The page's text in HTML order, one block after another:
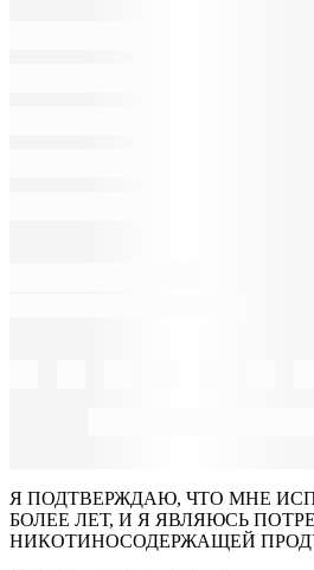
Я ПОДТВЕРЖДАЮ, ЧТО МНЕ
БОЛЕЕ ЛЕТ, И Я ЯВЛЯЮСЬ
НИКОТИНОСОДЕРЖАЩЕЙ